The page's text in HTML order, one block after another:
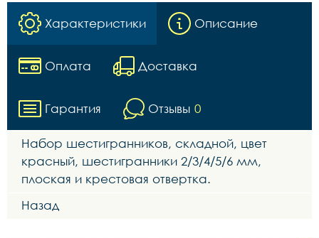
Характеристики Описание
Оплата Доставка
Гарантия Отзывы 0
Набор шестигранников, складной, цвет
красный, шестигранники 2/3/4/5/6 мм,
плоская и крестовая отвертка.
Назад